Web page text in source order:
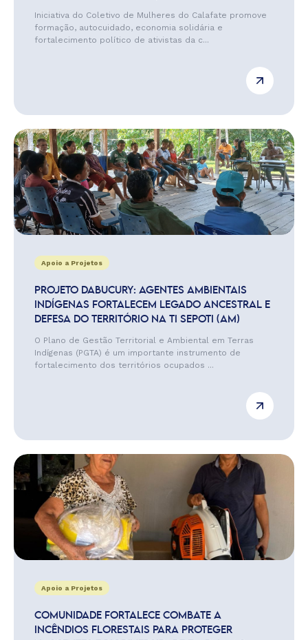
Iniciativa do Coletivo de Mulheres do Calafate promove
formação, autocuidado, economia solidária e
fortalecimento político de ativistas da c...
Apoio a Projetos
PROJETO DABUCURY: AGENTES AMBIENTAIS
INDÍGENAS FORTALECEM LEGADO ANCESTRAL E
DEFESA DO TERRITÓRIO NA TI SEPOTI (AM)
O Plano de Gestão Territorial e Ambiental em Terras
Indígenas (PGTA) é um importante instrumento de
fortalecimento dos territórios ocupados ...
Apoio a Projetos
COMUNIDADE FORTALECE COMBATE A
INCÊNDIOS FLORESTAIS PARA PROTEGER